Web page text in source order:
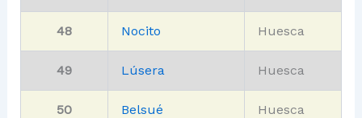
48 Nocito Huesca
49 Lúsera Huesca
50 Belsué Huesca